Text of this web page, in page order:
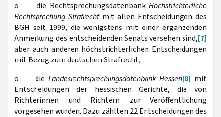
o die Rechtsprechungsdatenbank Höchstrichterliche
Rechtsprechung Strafrechtmit allen Entscheidungen des
BGH seit 1999, die wenigstens mit einer ergänzenden
Anmerkung des entscheidenden Senats versehen sind,[7]
aber auch anderen höchstrichterlichen Entscheidungen
mit Bezug zum deutschen Strafrecht;
o die Landesrechtsprechungsdatenbank Hessen[8] mit
Entscheidungen der hessischen Gerichte, die von
Richterinnen und Richtern zur Veröffentlichung
vorgesehen wurden. Dazu zählten 22 Entscheidungen des